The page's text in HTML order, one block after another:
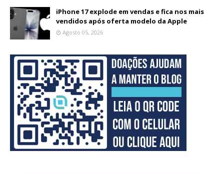
iPhone 17 explode em vendas e fica nos mais
vendidos após oferta modelo da Apple
Agosto 05, 2026